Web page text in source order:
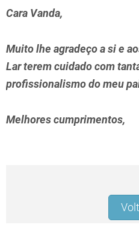
Cara Vanda,
Muito lhe agradeço a si e
Lar terem cuidado com
profissionalismo do meu
Melhores cumprimentos,